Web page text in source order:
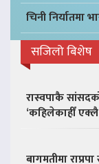
चिनी निर्यातमा
सजिलो बिशेष
रास्वपाकै
‘कहिलेकाहीँ
बागमतीमा